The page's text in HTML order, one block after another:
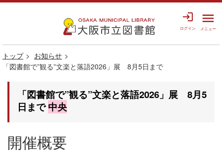
login
ログイン
menu
メニュー
トップ
お知らせ
「図書館で”観る”文楽と落語2026」展 8月5日まで
「図書館で”観る”文楽と落語2026」展 8月5
日まで中央
開催概要